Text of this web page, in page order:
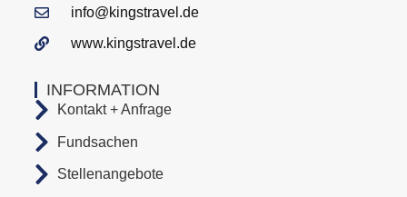
INFORMATION
Kontakt + Anfrage
Fundsachen
Stellenangebote
info@kingstravel.de
www.kingstravel.de